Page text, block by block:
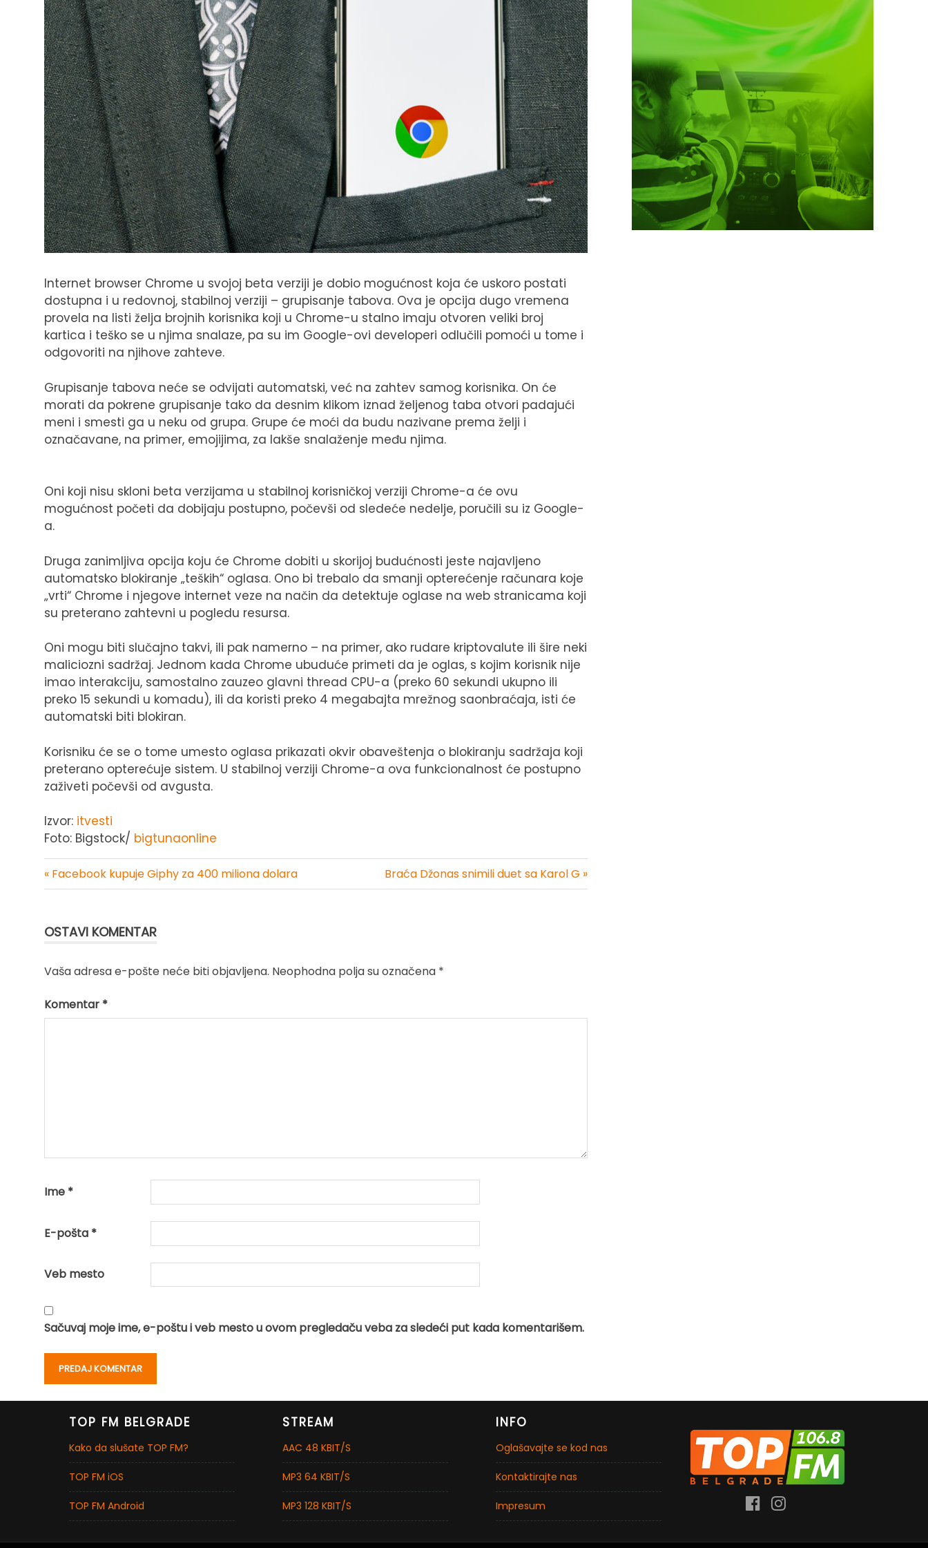
Internet browser Chrome u svojoj beta verziji je dobio mogućnost koja će uskoro postati
dostupna i u redovnoj, stabilnoj verziji – grupisanje tabova. Ova je opcija dugo vremena
provela na listi želja brojnih korisnika koji u Chrome-u stalno imaju otvoren veliki broj
kartica i teško se u njima snalaze, pa su im Google-ovi developeri odlučili pomoći u tome i
odgovoriti na njihove zahteve.
Grupisanje tabova neće se odvijati automatski, već na zahtev samog korisnika. On će
morati da pokrene grupisanje tako da desnim klikom iznad željenog taba otvori padajući
meni i smesti ga u neku od grupa. Grupe će moći da budu nazivane prema želji i
označavane, na primer, emojijima, za lakše snalaženje među njima.
Oni koji nisu skloni beta verzijama u stabilnoj korisničkoj verziji Chrome-a će ovu
mogućnost početi da dobijaju postupno, počevši od sledeće nedelje, poručili su iz Google-
a.
Druga zanimljiva opcija koju će Chrome dobiti u skorijoj budućnosti jeste najavljeno
automatsko blokiranje „teških“ oglasa. Ono bi trebalo da smanji opterećenje računara koje
„vrti“ Chrome i njegove internet veze na način da detektuje oglase na web stranicama koji
su preterano zahtevni u pogledu resursa.
Oni mogu biti slučajno takvi, ili pak namerno – na primer, ako rudare kriptovalute ili šire neki
maliciozni sadržaj. Jednom kada Chrome ubuduće primeti da je oglas, s kojim korisnik nije
imao interakciju, samostalno zauzeo glavni thread CPU-a (preko 60 sekundi ukupno ili
preko 15 sekundi u komadu), ili da koristi preko 4 megabajta mrežnog saonbraćaja, isti će
automatski biti blokiran.
Korisniku će se o tome umesto oglasa prikazati okvir obaveštenja o blokiranju sadržaja koji
preterano opterećuje sistem. U stabilnoj verziji Chrome-a ova funkcionalnost će postupno
zaživeti počevši od avgusta.
Izvor: itvesti
Foto: Bigstock/ bigtunaonline
Kretanje
« Facebook kupuje Giphy za 400 miliona dolara Braća Džonas snimili duet sa Karol G »
OSTAVI KOMENTAR
Vaša adresa e-pošte neće biti objavljena. Neophodna polja su označena *
Komentar *
Ime *
E-pošta *
Veb mesto
Sačuvaj moje ime, e-poštu i veb mesto u ovom pregledaču veba za sledeći put kada komentarišem.
TOP FM BELGRADE
Kako da slušate TOP FM?
TOP FM iOS
TOP FM Android
STREAM
AAC 48 KBIT/S
MP3 64 KBIT/S
MP3 128 KBIT/S
INFO
Oglašavajte se kod nas
Kontaktirajte nas
Impresum